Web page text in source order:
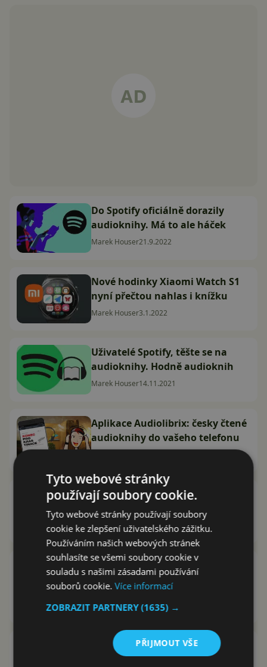
Do Spotify oficiálně dorazily
audioknihy. Má to ale háček
Marek Houser21.9.2022
Nové hodinky Xiaomi Watch S1
nyní přečtou nahlas i knížku
Marek Houser3.1.2022
Uživatelé Spotify, těšte se na
audioknihy. Hodně audioknih
Marek Houser14.11.2021
Aplikace Audiolibrix: česky čtené
audioknihy do vašeho telefonu
Prodej audioknih přes Google
Play se blíží. Začne se slevami
David Trlica22.1.2018
Obchod Google Play vylepší
prodej audioknih a přinese
několik novinek
David Trlica3.11.2017
Smart AudioBook Player skvělý
přehrávač nejen pro audioknihy
Tyto webové stránky
používají soubory cookie.
Tyto webové stránky používají soubory
cookie ke zlepšení uživatelského zážitku.
Používáním našich webových stránek
souhlasíte se všemi soubory cookie v
souladu s našimi zásadami používání
souborů cookie.Více informací
ZOBRAZIT PARTNERY(1635) →
PŘIJMOUT VŠE